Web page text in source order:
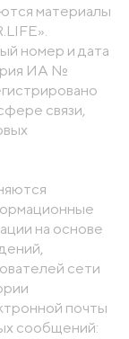
материалы
номер и дата
ИА №
связи,
на основе
сети
почты
сообщений: